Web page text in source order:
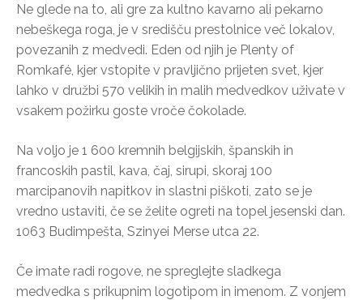
Ne glede na to, ali gre za kultno kavarno ali pekarno
nebeškega roga, je v središču prestolnice več lokalov,
povezanih z medvedi. Eden od njih je Plenty of
Romkafé, kjer vstopite v pravljično prijeten svet, kjer
lahko v družbi 570 velikih in malih medvedkov uživate v
vsakem požirku goste vroče čokolade.
Na voljo je 1 600 kremnih belgijskih, španskih in
francoskih pastil, kava, čaj, sirupi, skoraj 100
marcipanovih napitkov in slastni piškoti, zato se je
vredno ustaviti, če se želite ogreti na topel jesenski dan.
1063 Budimpešta, Szinyei Merse utca 22.
Če imate radi rogove, ne spreglejte sladkega
medvedka s prikupnim logotipom in imenom. Z vonjem